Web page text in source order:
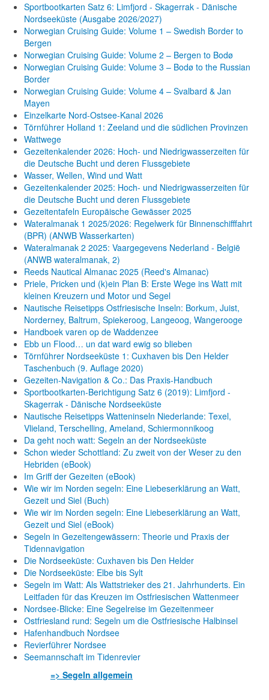
Sportbootkarten Satz 6: Limfjord - Skagerrak - Dänische
Nordseeküste (Ausgabe 2026/2027)
Norwegian Cruising Guide: Volume 1 – Swedish Border to
Bergen
Norwegian Cruising Guide: Volume 2 – Bergen to Bodø
Norwegian Cruising Guide: Volume 3 – Bodø to the Russian
Border
Norwegian Cruising Guide: Volume 4 – Svalbard & Jan
Mayen
Einzelkarte Nord-Ostsee-Kanal 2026
Törnführer Holland 1: Zeeland und die südlichen Provinzen
Wattwege
Gezeitenkalender 2026: Hoch- und Niedrigwasserzeiten für
die Deutsche Bucht und deren Flussgebiete
Wasser, Wellen, Wind und Watt
Gezeitenkalender 2025: Hoch- und Niedrigwasserzeiten für
die Deutsche Bucht und deren Flussgebiete
Gezeitentafeln Europäische Gewässer 2025
Wateralmanak 1 2025/2026: Regelwerk für Binnenschifffahrt
(BPR) (ANWB Wasserkarten)
Wateralmanak 2 2025: Vaargegevens Nederland - België
(ANWB wateralmanak, 2)
Reeds Nautical Almanac 2025 (Reed's Almanac)
Priele, Pricken und (k)ein Plan B: Erste Wege ins Watt mit
kleinen Kreuzern und Motor und Segel
Nautische Reisetipps Ostfriesische Inseln: Borkum, Juist,
Norderney, Baltrum, Spiekeroog, Langeoog, Wangerooge
Handboek varen op de Waddenzee
Ebb un Flood… un dat ward ewig so blieben
Törnführer Nordseeküste 1: Cuxhaven bis Den Helder
Taschenbuch (9. Auflage 2020)
Gezeiten-Navigation & Co.: Das Praxis-Handbuch
Sportbootkarten-Berichtigung Satz 6 (2019): Limfjord -
Skagerrak - Dänische Nordseeküste
Nautische Reisetipps Watteninseln Niederlande: Texel,
Vlieland, Terschelling, Ameland, Schiermonnikoog
Da geht noch watt: Segeln an der Nordseeküste
Schon wieder Schottland: Zu zweit von der Weser zu den
Hebriden (eBook)
Im Griff der Gezeiten (eBook)
Wie wir im Norden segeln: Eine Liebeserklärung an Watt,
Gezeit und Siel (Buch)
Wie wir im Norden segeln: Eine Liebeserklärung an Watt,
Gezeit und Siel (eBook)
Segeln in Gezeitengewässern: Theorie und Praxis der
Tidennavigation
Die Nordseeküste: Cuxhaven bis Den Helder
Die Nordseeküste: Elbe bis Sylt
Segeln im Watt: Als Wattstrieker des 21. Jahrhunderts. Ein
Leitfaden für das Kreuzen im Ostfriesischen Wattenmeer
Nordsee-Blicke: Eine Segelreise im Gezeitenmeer
Ostfriesland rund: Segeln um die Ostfriesische Halbinsel
Hafenhandbuch Nordsee
Revierführer Nordsee
Seemannschaft im Tidenrevier
=> Segeln allgemein